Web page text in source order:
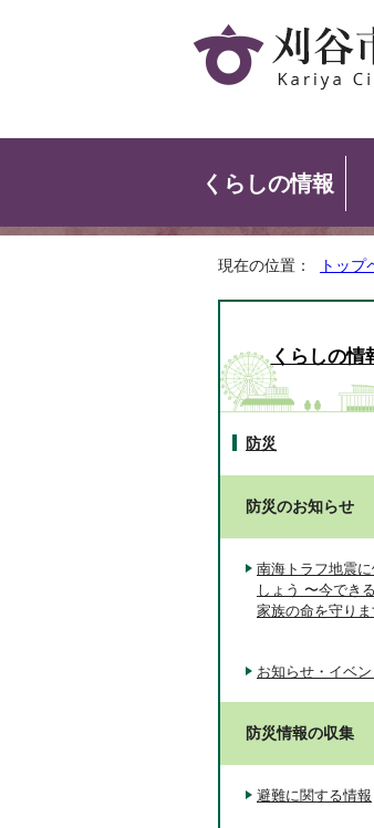
くらしの情報
現在の位置： トップ
くらしの情
防災
防災のお知らせ
南海トラフ地震に
しょう 〜今でき
家族の命を守りま
お知らせ・イベ
防災情報の収集
避難に関する情報